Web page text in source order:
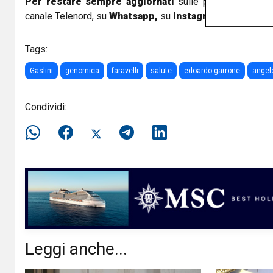
canale Telenord, su Whatsapp, su Instagram
Tags:
Gaslini genomica faravelli salute edoardo garrone
Condividi:
Leggi anche...